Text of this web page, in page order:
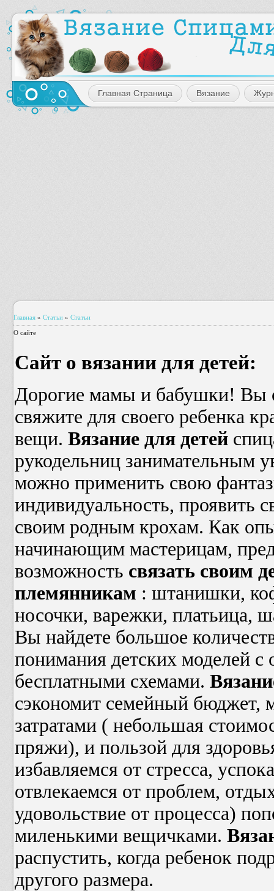
Главная Страница Вязание
Главная » Статьи » Cтатьи
О сайте
Сайт о вязании для детей:
Дорогие мамы и бабушки! Вы
свяжите для своего ребенка
вещи. Вязание для детей
рукодельниц занимательным
можно применить свою
индивидуальность, проявить
своим родным крохам. Как
начинающим мастерицам,
возможность связать своим
племянникам : штанишки,
носочки, варежки, платьица,
Вы найдете большое
понимания детских моделей с
бесплатными схемами.
сэкономит семейный
затратами ( небольшая
пряжи), и пользой для
избавляемся от стресса,
отвлекаемся от проблем,
удовольствие от процесса)
миленькими вещичками.
распустить, когда ребенок
другого размера.